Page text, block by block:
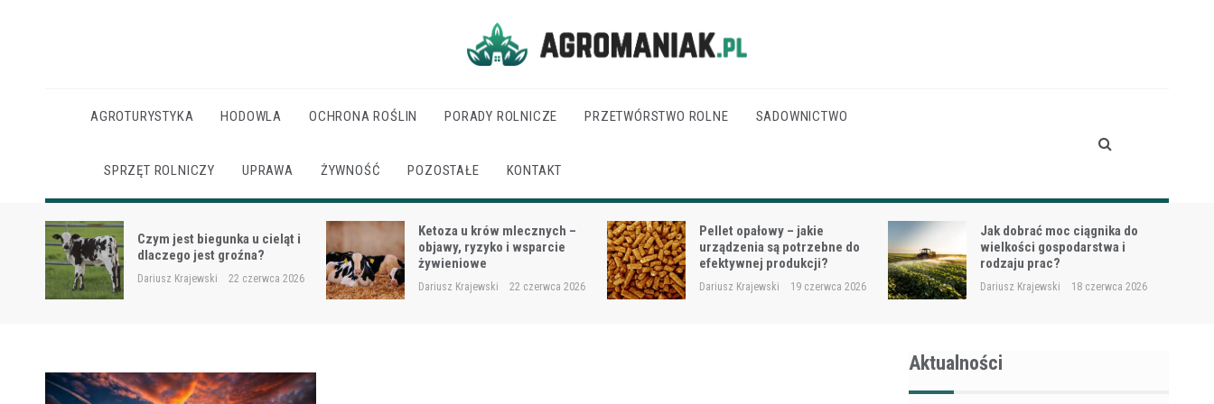
AGROTURYSTYKA HODOWLA OCHRONA ROŚLIN PORADY ROLNICZE PRZETWÓRSTWO ROLNE SADOWNICTWO
SPRZĘT ROLNICZY UPRAWA ŻYWNOŚĆ POZOSTAŁE KONTAKT
Ketoza u krów mlecznych –
objawy, ryzyko i wsparcie
żywieniowe
Dariusz Krajewski
Pellet opałowy – jakie
urządzenia są potrzebne do
efektywnej produkcji?
Dariusz Krajewski 19 czerwca 2026
Jak dobrać moc ciągnika do
wielkości gospodarstwa i
rodzaju prac?
Dariusz Krajewski 18 czerwca 2026
Siewnik do trawy przy
dosiewkach – jak uniknąć
nierównych wschodów?
Dariusz Krajewski 16 czerwca 2026
Aktualności